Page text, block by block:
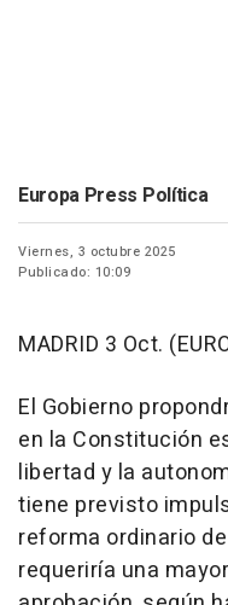
Europa Press Política
Viernes, 3 octubre 2025
Publicado: 10:09
MADRID 3 Oct.
El Gobierno
en la Constitución
libertad y la
tiene previsto
reforma ordinario
requeriría una